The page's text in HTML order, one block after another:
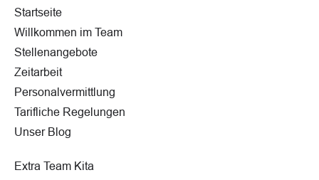
Startseite
Willkommen im Team
Stellenangebote
Zeitarbeit
Personalvermittlung
Tarifliche Regelungen
Unser Blog
Extra Team Kita